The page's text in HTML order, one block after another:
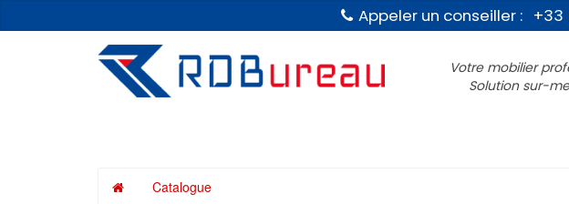
Appeler un conseiller :
Votre mobilier
Solution sur-
Catalogue